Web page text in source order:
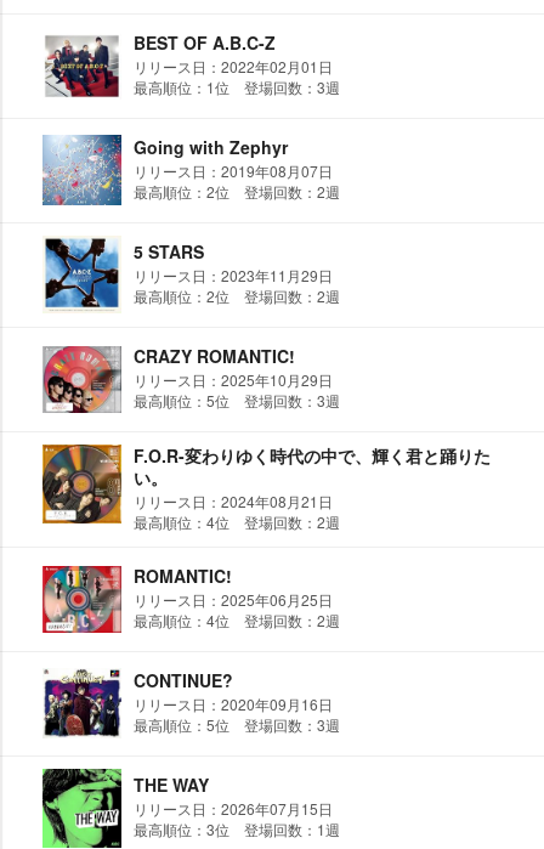
BEST OF A.B.C-Z
リリース日：2022年02月01日
最高順位：1位 登場回数：3週
Going with Zephyr
リリース日：2019年08月07日
最高順位：2位 登場回数：2週
5 STARS
リリース日：2023年11月29日
最高順位：2位 登場回数：2週
CRAZY ROMANTIC!
リリース日：2025年10月29日
最高順位：5位 登場回数：3週
F.O.R-変わりゆく時代の中で、輝く君と踊りた
い。
リリース日：2024年08月21日
最高順位：4位 登場回数：2週
ROMANTIC!
リリース日：2025年06月25日
最高順位：4位 登場回数：2週
CONTINUE?
リリース日：2020年09月16日
最高順位：5位 登場回数：3週
THE WAY
リリース日：2026年07月15日
最高順位：3位 登場回数：1週